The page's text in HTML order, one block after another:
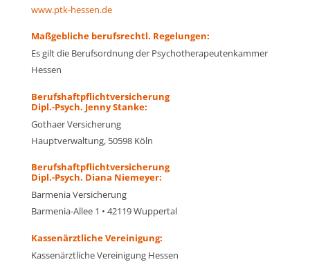
www.ptk-hessen.de
Maßgebliche berufsrechtl. Regelungen:
Es gilt die Berufsordnung der Psychotherapeutenkammer
Hessen
Berufshaftpflichtversicherung
Dipl.-Psych. Jenny Stanke:
Gothaer Versicherung
Hauptverwaltung, 50598 Köln
Berufshaftpflichtversicherung
Dipl.-Psych. Diana Niemeyer:
Barmenia Versicherung
Barmenia-Allee 1 • 42119 Wuppertal
Kassenärztliche Vereinigung:
Kassenärztliche Vereinigung Hessen